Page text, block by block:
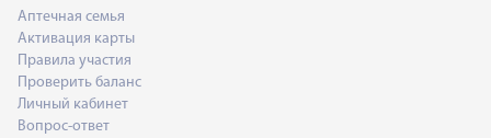
Аптечная семья
Активация карты
Правила участия
Проверить баланс
Личный кабинет
Вопрос-ответ